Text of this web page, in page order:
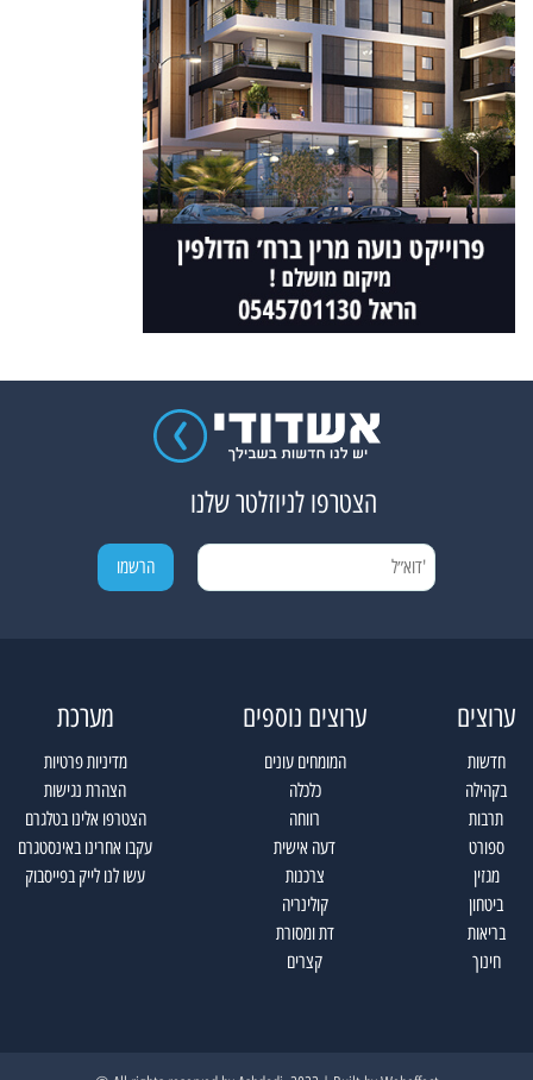
הצטרפו לניוזלטר שלנו
ערוצים
חדשות
בקהילה
תרבות
ספורט
מגזין
ביטחון
בריאות
חינוך
ערוצים נוספים
המומחים עונים
כלכלה
רווחה
דעה אישית
צרכנות
קולינריה
דת ומסורת
קצרים
מערכת
מדיניות פרטיות
הצהרת נגישות
הצטרפו אלינו בטלגרם
עקבו אחרינו באינסטגרם
עשו לנו לייק בפייסבוק